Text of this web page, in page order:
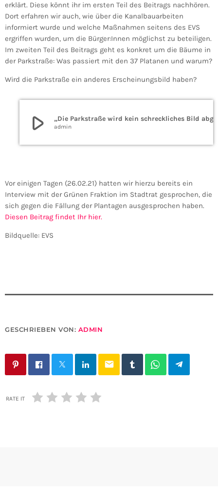
erklärt. Diese könnt ihr im ersten Teil des Beitrags nachhören.
Dort erfahren wir auch, wie über die Kanalbauarbeiten
informiert wurde und welche Maßnahmen seitens des EVS
ergriffen wurden, um die Bürger:Innen möglichst zu beteiligen.
Im zweiten Teil des Beitrags geht es konkret um die Bäume in
der Parkstraße: Was passiert mit den 37 Platanen und warum?
Wird die Parkstraße ein anderes Erscheinungsbild haben?
play_arrow admin
Vor einigen Tagen (26.02.21) hatten wir hierzu bereits ein
Interview mit der Grünen Fraktion im Stadtrat gesprochen, die
sich gegen die Fällung der Plantagen ausgesprochen haben.
Diesen Beitrag findet Ihr hier.
Bildquelle: EVS
GESCHRIEBEN VON: ADMIN
email
RATE IT